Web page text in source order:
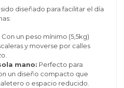
diseñado para facilitar el día
Con un peso mínimo (5,5kg)
y moverse por calles
mano: Perfecto para
un diseño compacto que
o espacio reducido.